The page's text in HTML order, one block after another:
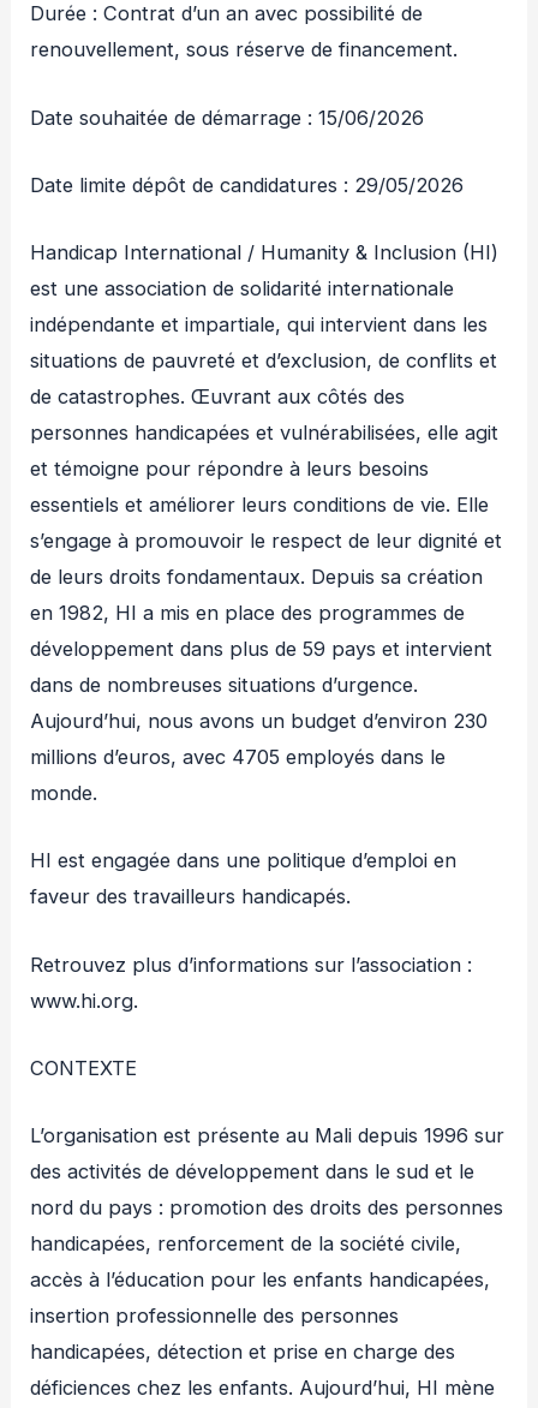
Durée : Contrat d’un an avec possibilité de
renouvellement, sous réserve de financement.
Date souhaitée de démarrage : 15/06/2026
Date limite dépôt de candidatures : 29/05/2026
Handicap International / Humanity & Inclusion (HI)
est une association de solidarité internationale
indépendante et impartiale, qui intervient dans les
situations de pauvreté et d’exclusion, de conflits et
de catastrophes. Œuvrant aux côtés des
personnes handicapées et vulnérabilisées, elle agit
et témoigne pour répondre à leurs besoins
essentiels et améliorer leurs conditions de vie. Elle
s’engage à promouvoir le respect de leur dignité et
de leurs droits fondamentaux. Depuis sa création
en 1982, HI a mis en place des programmes de
développement dans plus de 59 pays et intervient
dans de nombreuses situations d’urgence.
Aujourd’hui, nous avons un budget d’environ 230
millions d’euros, avec 4705 employés dans le
monde.
HI est engagée dans une politique d’emploi en
faveur des travailleurs handicapés.
Retrouvez plus d’informations sur l’association :
www.hi.org.
CONTEXTE
L’organisation est présente au Mali depuis 1996 sur
des activités de développement dans le sud et le
nord du pays : promotion des droits des personnes
handicapées, renforcement de la société civile,
accès à l’éducation pour les enfants handicapées,
insertion professionnelle des personnes
handicapées, détection et prise en charge des
déficiences chez les enfants. Aujourd’hui, HI mène